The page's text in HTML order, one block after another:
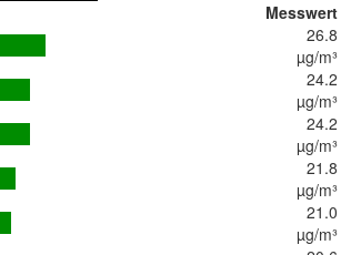
Messwert
26.8
µg/m³
24.2
µg/m³
24.2
µg/m³
21.8
µg/m³
21.0
µg/m³